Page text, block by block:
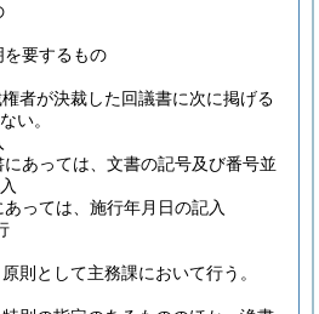
要するもの
者が決裁した回議書に次に掲げる
い。
あっては、文書の記号及び番号並
っては、施行年月日の記入
則として主務課において行う。